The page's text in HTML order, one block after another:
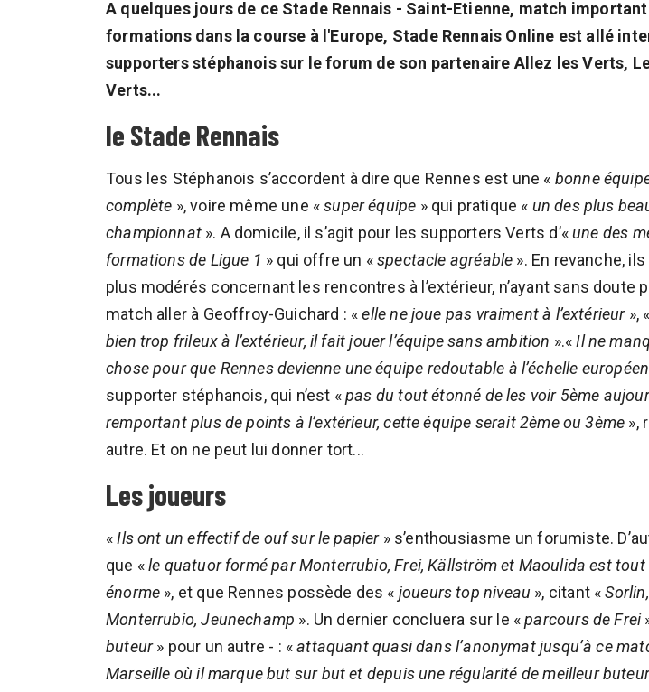
A quelques jours de ce Stade Rennais - Saint-Etienne, match
formations dans la course à l'Europe, Stade Rennais Online est allé
supporters stéphanois sur le forum de son partenaire Allez les Verts,
Verts...
le Stade Rennais
Tous les Stéphanois s’accordent à dire que Rennes est une « bonne
complète », voire même une «super équipe » qui pratique « un des plus
championnat». A domicile, il s’agit pour les supporters Verts d’«une des
formations de Ligue 1 » qui offre un «spectacle agréable ». En revanche,
plus modérés concernant les rencontres à l’extérieur, n’ayant sans doute
match aller à Geoffroy-Guichard : «elle ne joue pas vraiment à l’extérieur», «
bien trop frileux à l’extérieur, il fait jouer l’équipe sans ambition ».«Il ne
chose pour que Rennes devienne une équipe redoutable à l’échelle
supporter stéphanois, qui n’est «pas du tout étonné de les voir 5ème
remportant plus de points à l’extérieur, cette équipe serait 2ème ou 3ème »,
autre. Et on ne peut lui donner tort...
Les joueurs
«Ils ont un effectif de ouf sur le papier» s’enthousiasme un forumiste.
que «le quatuor formé par Monterrubio, Frei, Källström et Maoulida est
énorme », et que Rennes possède des « joueurs top niveau », citant «
Monterrubio, Jeunechamp ». Un dernier concluera sur le «parcours de Frei
buteur» pour un autre - : «attaquant quasi dans l’anonymat jusqu’à ce
Marseille où il marque but sur but et depuis une régularité de meilleur